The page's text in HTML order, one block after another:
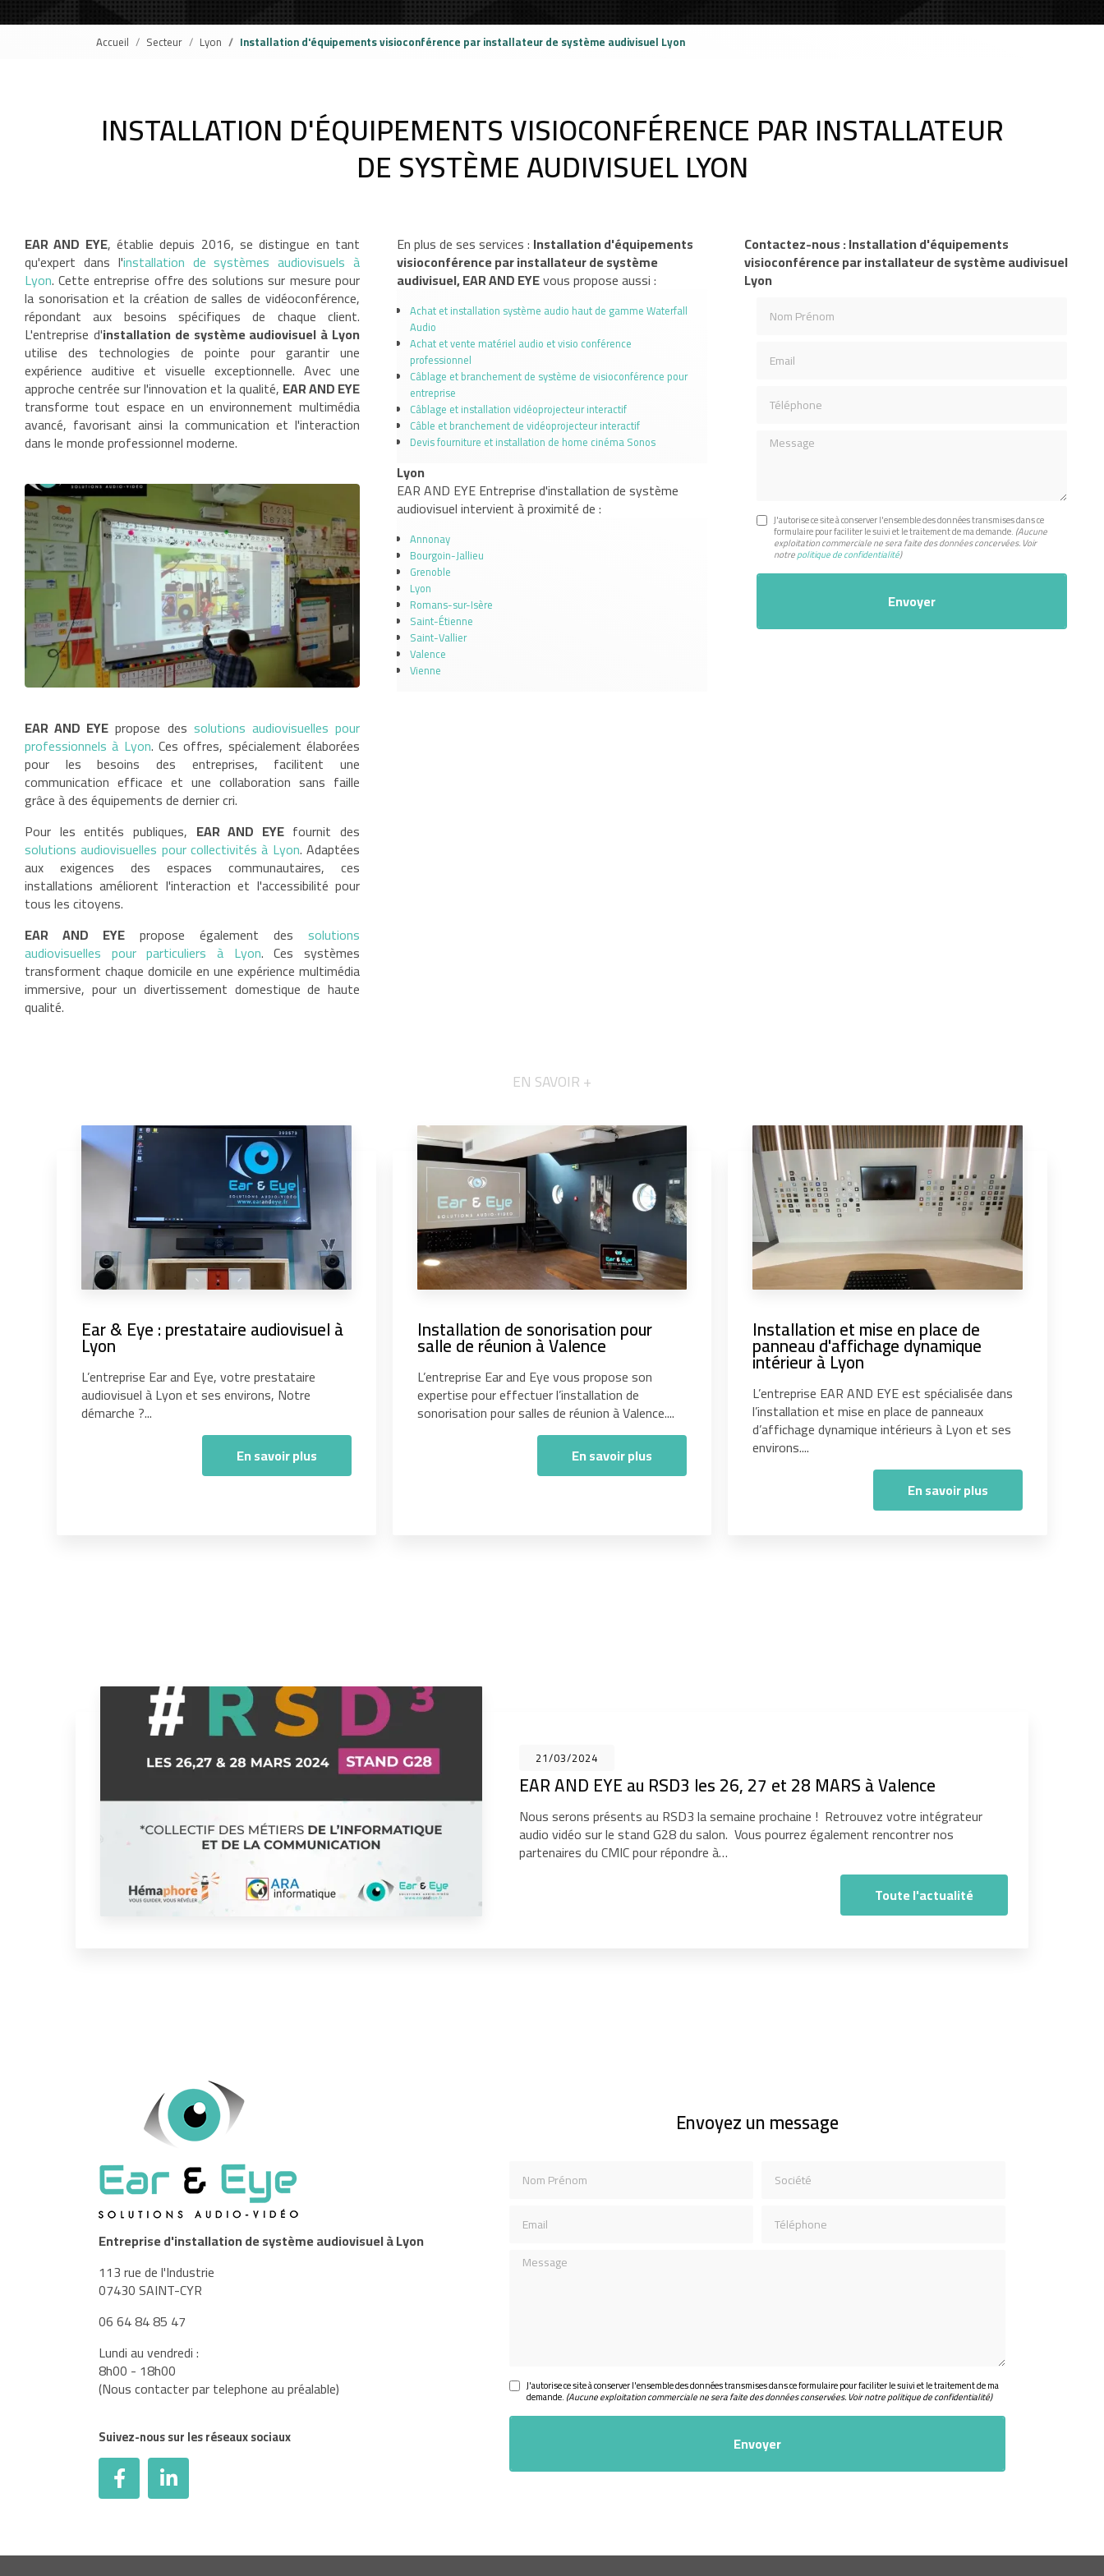
Accueil Secteur Lyon Installation d'équipements visioconférence par installateur de système audivisuel Lyon
INSTALLATION D'ÉQUIPEMENTS VISIOCONFÉRENCE PAR INSTALLATEUR
DE SYSTÈME AUDIVISUEL LYON
EAR AND EYE, établie depuis 2016, se distingue en tant
qu'expert dans l'installation de systèmes audiovisuels à
Lyon. Cette entreprise offre des solutions sur mesure pour
la sonorisation et la création de salles de vidéoconférence,
répondant aux besoins spécifiques de chaque client.
L'entreprise d'installation de système audiovisuel à Lyon
utilise des technologies de pointe pour garantir une
expérience auditive et visuelle exceptionnelle. Avec une
approche centrée sur l'innovation et la qualité, EAR AND EYE
transforme tout espace en un environnement multimédia
avancé, favorisant ainsi la communication et l'interaction
dans le monde professionnel moderne.
EAR AND EYE propose des solutions audiovisuelles pour
professionnels à Lyon. Ces offres, spécialement élaborées
pour les besoins des entreprises, facilitent une
communication efficace et une collaboration sans faille
grâce à des équipements de dernier cri.
Pour les entités publiques, EAR AND EYEfournit des
solutions audiovisuelles pour collectivités à Lyon. Adaptées
aux exigences des espaces communautaires, ces
installations améliorent l'interaction et l'accessibilité pour
tous les citoyens.
EAR AND EYE propose également des solutions
audiovisuelles pour particuliers à Lyon. Ces systèmes
transforment chaque domicile en une expérience multimédia
immersive, pour un divertissement domestique de haute
qualité.
En plus de ses services : Installation d'équipements
visioconférence par installateur de système
audivisuel, EAR AND EYEvous propose aussi :
Achat et installation système audio haut de gamme Waterfall
Audio
Achat et vente matériel audio et visio conférence
professionnel
Câblage et branchement de système de visioconférence pour
entreprise
Câblage et installation vidéoprojecteur interactif
Câble et branchement de vidéoprojecteur interactif
Devis fourniture et installation de home cinéma Sonos
Lyon
EAR AND EYE Entreprise d'installation de système
audiovisuel intervient à proximité de :
Annonay
Bourgoin-Jallieu
Grenoble
Lyon
Romans-sur-Isère
Saint-Étienne
Saint-Vallier
Valence
Vienne
Contactez-nous : Installation d'équipements
visioconférence par installateur de système audivisuel
Lyon
Message
J'autorise ce site à conserver l'ensemble des données transmises dans ce
formulaire pour faciliter le suivi et le traitement de ma demande. (Aucune
exploitation commerciale ne sera faite des données concervées. Voir
notrepolitique de confidentialité)
EN SAVOIR +
Ear & Eye : prestataire audiovisuel à
Lyon
L’entreprise Ear and Eye, votre prestataire
audiovisuel à Lyon et ses environs, Notre
démarche ?...
En savoir plus
Installation de sonorisation pour
salle de réunion à Valence
L’entreprise Ear and Eye vous propose son
expertise pour effectuer l’installation de
sonorisation pour salles de réunion à Valence....
En savoir plus
Installation et mise en place de
panneau d'affichage dynamique
intérieur à Lyon
L’entreprise EAR AND EYE est spécialisée dans
l’installation et mise en place de panneaux
d’affichage dynamique intérieurs à Lyon et ses
environs....
En savoir plus
21/03/2024
EAR AND EYE au RSD3 les 26, 27 et 28 MARS à Valence
Nous serons présents au RSD3 la semaine prochaine ! Retrouvez votre intégrateur
audio vidéo sur le stand G28 du salon. Vous pourrez également rencontrer nos
partenaires du CMIC pour répondre à…
Toute l'actualité
Entreprise d'installation de système audiovisuel à Lyon
113 rue de l'Industrie
07430 SAINT-CYR
06 64 84 85 47
Lundi au vendredi :
8h00 - 18h00
(Nous contacter par telephone au préalable)
Suivez-nous sur les réseaux sociaux
Envoyez un message
Nom Prénom
Société
Téléphone
Message
J'autorise ce site à conserver l'ensemble des données transmises dans ce formulaire pour faciliter le suivi et le traitement de ma
demande. (Aucune exploitation commerciale ne sera faite des données conservées. Voir notrepolitique de confidentialité)